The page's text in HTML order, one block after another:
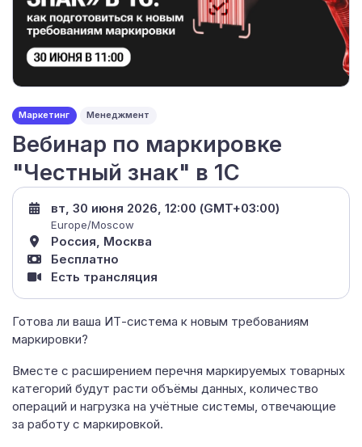
Маркетинг Менеджмент
Вебинар по маркировке
"Честный знак" в 1С
Готова ли ваша ИТ-система к новым требованиям
маркировки?
Вместе с расширением перечня маркируемых товарных
категорий будут расти объёмы данных, количество
операций и нагрузка на учётные системы, отвечающие
за работу с маркировкой.
вт, 30 июня 2026, 12:00 (GMT+03:00)
Europe/Moscow
Россия, Москва
Бесплатно
Есть трансляция